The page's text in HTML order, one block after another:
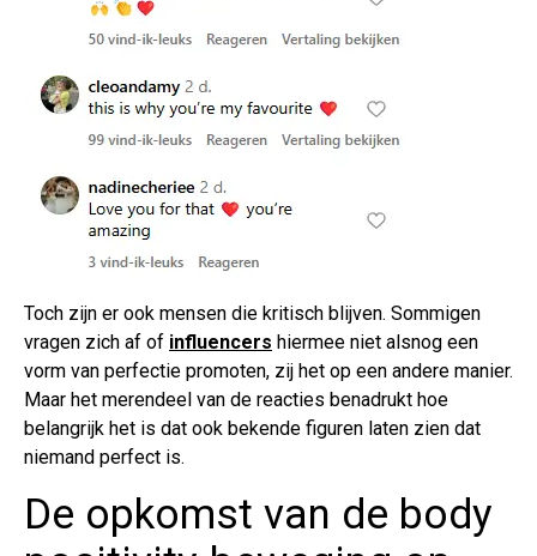
Toch zijn er ook mensen die kritisch blijven. Sommigen
vragen zich af of influencers hiermee niet alsnog een
vorm van perfectie promoten, zij het op een andere manier.
Maar het merendeel van de reacties benadrukt hoe
belangrijk het is dat ook bekende figuren laten zien dat
niemand perfect is.
De opkomst van de body